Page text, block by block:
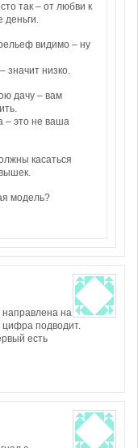
так – от любви к
деньги.
видимо – ну
значит низко.
дачу – вам
– это не ваша
касаться
модель?
направлена на
цифра подводит.
есть